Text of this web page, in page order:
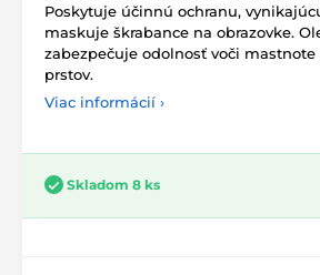
Poskytuje účinnú ochranu,
maskuje škrabance na obrazovke.
zabezpečuje odolnosť voči
prstov.
Viac informácií ›
Skladom 8 ks